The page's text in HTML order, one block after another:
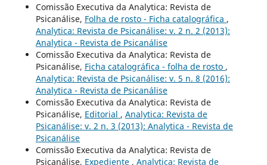
Comissão Executiva da Analytica: Revista de
Psicanálise, Folha de rosto - Ficha catalográfica ,
Analytica: Revista de Psicanálise: v. 2 n. 2 (2013):
Analytica - Revista de Psicanálise
Comissão Executiva da Analytica: Revista de
Psicanálise, Ficha catalográfica - folha de rosto ,
Analytica: Revista de Psicanálise: v. 5 n. 8 (2016):
Analytica - Revista de Psicanálise
Comissão Executiva da Analytica: Revista de
Psicanálise, Editorial , Analytica: Revista de
Psicanálise: v. 2 n. 3 (2013): Analytica - Revista de
Psicanálise
Comissão Executiva da Analytica: Revista de
Psicanálise, Expediente , Analytica: Revista de